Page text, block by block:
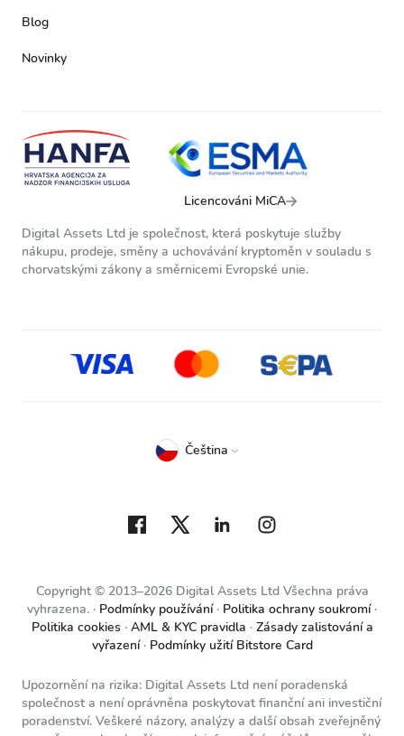
Blog
Novinky
Licencováni MiCA
Digital Assets Ltd je společnost, která poskytuje služby
nákupu, prodeje, směny a uchovávání kryptoměn v souladu s
chorvatskými zákony a směrnicemi Evropské unie.
Copyright © 2013–2026 Digital Assets Ltd Všechna práva
vyhrazena.
Podmínky používání
Politika ochrany soukromí
Politika cookies
AML & KYC pravidla
Zásady zalistování a
vyřazení
Podmínky užití Bitstore Card
Čeština
Upozornění na rizika: Digital Assets Ltd není poradenská
společnost a není oprávněna poskytovat finanční ani investiční
poradenství. Veškeré názory, analýzy a další obsah zveřejněný